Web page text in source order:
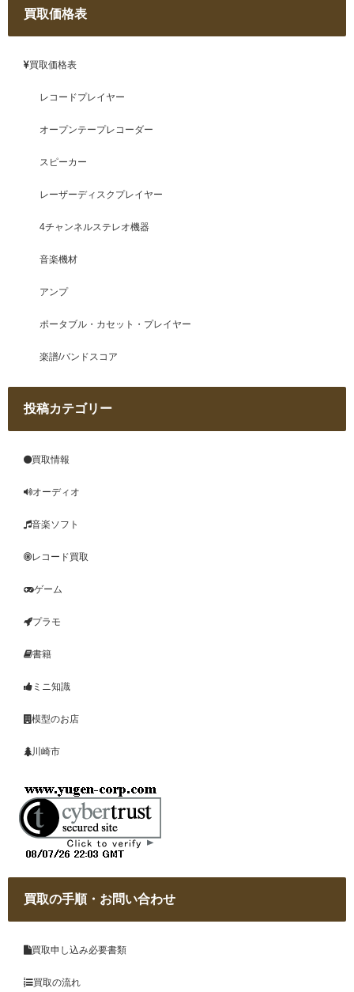
買取価格表
買取価格表
レコードプレイヤー
オープンテープレコーダー
スピーカー
レーザーディスクプレイヤー
4チャンネルステレオ機器
音楽機材
アンプ
ポータブル・カセット・プレイヤー
楽譜/バンドスコア
投稿カテゴリー
買取情報
オーディオ
音楽ソフト
レコード買取
ゲーム
プラモ
書籍
ミニ知識
模型のお店
川崎市
買取の手順・お問い合わせ
買取申し込み必要書類
買取の流れ